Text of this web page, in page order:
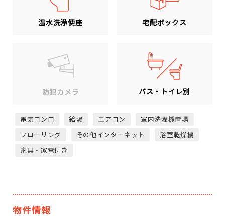
温水洗浄便座 宅配ボックス
防犯カメラ バス・トイレ別
電気コンロ 給湯 エアコン
室内洗濯機置場
フローリング
その他インターネット
浴室乾燥機
家具・家電付き
物件情報